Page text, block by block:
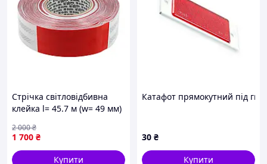
Стрічка світловідбивна
клейка l= 45.7 м (w= 49 мм)
червоно-біла в рулоні Yato
YT-72513
1 700 ₴
2 000₴
Купити
Катафот прямокутний під
30 ₴
Купити